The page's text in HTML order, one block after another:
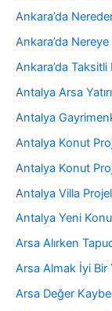
Ankara’da
Ankara’da Nereye
Ankara’da
Antalya Arsa
Antalya
Antalya Konut
Antalya Konut
Antalya Villa
Antalya Yeni
Arsa Alırken
Arsa Almak İyi Bir
Arsa Değer